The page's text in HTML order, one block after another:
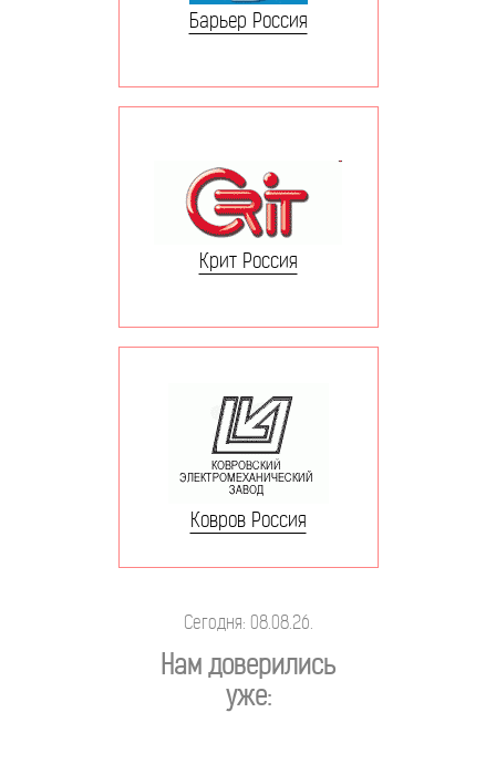
Барьер Россия
Крит Россия
Ковров Россия
Сегодня: 08.08.26.
Нам доверились
уже: